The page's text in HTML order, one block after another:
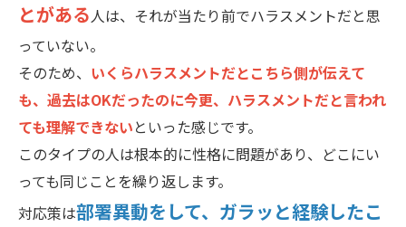
とがある人は、それが当たり前でハラスメントだと思
っていない。
そのため、 いくらハラスメントだとこちら側が伝えて
も、過去はOKだったのに今更、ハラスメントだと言われ
ても理解できないといった感じです。
このタイプの人は根本的に性格に問題があり、どこにい
っても同じことを繰り返します。
対応策は部署異動をして、ガラッと経験したこ